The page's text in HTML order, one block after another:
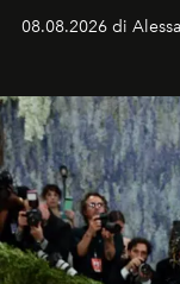
dell’attore
Craig, però,
08.08.2026 di